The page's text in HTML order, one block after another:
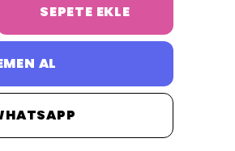
SEPETE EKLE
AL